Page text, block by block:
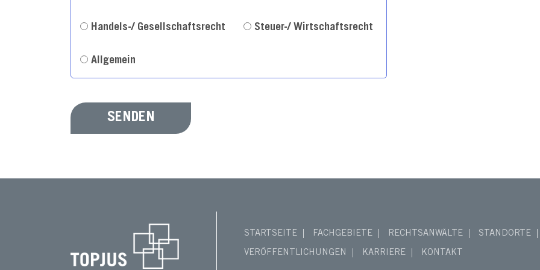
Handels-/ Gesellschaftsrecht Steuer-/ Wirtschaftsrecht
Allgemein
SENDEN
STARTSEITE FACHGEBIETE RECHTSANWÄLTE STANDORTE
VERÖFFENTLICHUNGEN KARRIERE KONTAKT